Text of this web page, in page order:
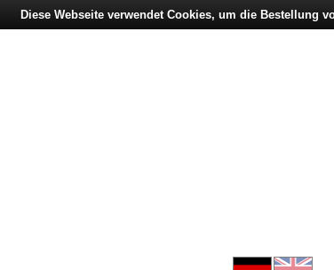
Diese Webseite verwendet Cookies, um die Bestellung